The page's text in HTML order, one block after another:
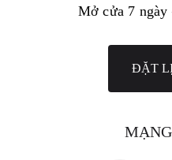
Mở cửa 7 ngày
ĐẶT